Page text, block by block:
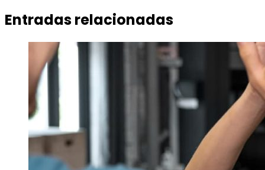
Entradas relacionadas